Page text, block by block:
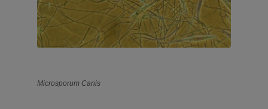
Microsporum Canis